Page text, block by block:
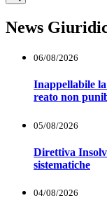
News
06/08/2026
Inappellabile
reato non
05/08/2026
Direttiva
sistematiche
04/08/2026